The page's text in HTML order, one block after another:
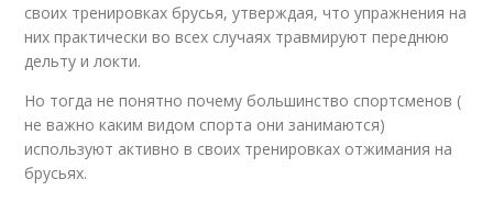
своих тренировках брусья, утверждая, что упражнения на
них практически во всех случаях травмируют переднюю
дельту и локти.
Но тогда не понятно почему большинство спортсменов (
не важно каким видом спорта они занимаются)
используют активно в своих тренировках отжимания на
брусьях.